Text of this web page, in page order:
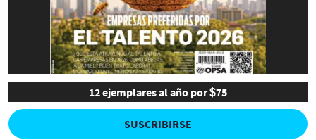
12 ejemplares al año por $75
SUSCRIBIRSE